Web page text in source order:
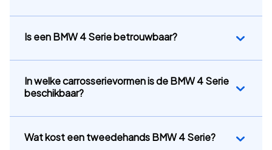
Is een BMW 4 Serie betrouwbaar?
In welke carrosserievormen is de BMW 4 Serie
beschikbaar?
Wat kost een tweedehands BMW 4 Serie?